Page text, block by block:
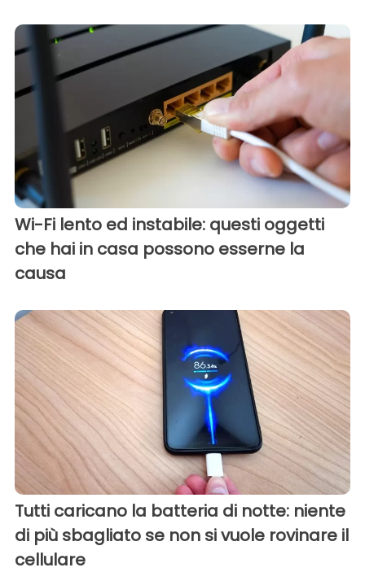
Wi-Fi lento ed instabile: questi oggetti
che hai in casa possono esserne la
causa
Tutti caricano la batteria di notte: niente
di più sbagliato se non si vuole rovinare il
cellulare